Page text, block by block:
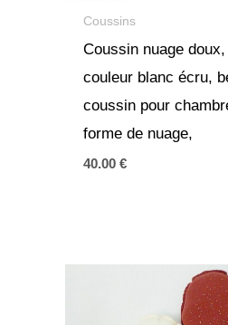
Coussins
Coussin nuage
couleur blanc écru,
coussin pour
forme de nuage,
40.00€